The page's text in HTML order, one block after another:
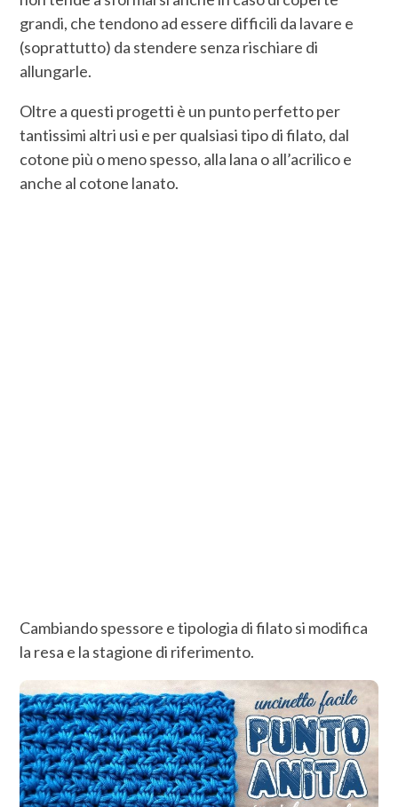
grandi, che tendono ad essere difficili da lavare e
(soprattutto) da stendere senza rischiare di
allungarle.
Oltre a questi progetti è un punto perfetto per
tantissimi altri usi e per qualsiasi tipo di filato, dal
cotone più o meno spesso, alla lana o all’acrilico e
anche al cotone lanato.
Cambiando spessore e tipologia di filato si modifica
la resa e la stagione di riferimento.